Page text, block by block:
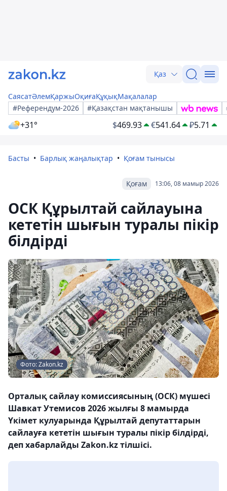
Қаз
СаясатӘлемҚаржыОқиғаҚұқықМақалалар
#Референдум-2026
#Қазақстан мақтанышы
+31° $469.93 €541.64 ₽5.71
Басты Барлық жаңалықтар Қоғам тынысы
13:06, 08 мамыр 2026
Қоғам
ОСК Құрылтай сайлауына
кететін шығын туралы пікір
білдірді
Фото: Zakon.kz
Орталық сайлау комиссиясының (ОСК) мүшесі
Шавкат Утемисов 2026 жылғы 8 мамырда
Үкімет кулуарында Құрылтай депутаттарын
сайлауға кететін шығын туралы пікір білдірді,
деп хабарлайды Zakon.kz тілшісі.